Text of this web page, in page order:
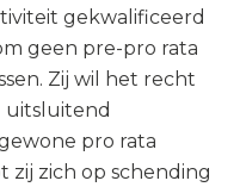
gekwalificeerd
geen pre-pro rata
Zij wil het recht
uitsluitend
pro rata
zij zich op schending